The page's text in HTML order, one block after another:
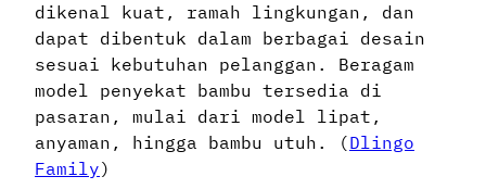
dikenal kuat, ramah lingkungan, dan
dapat dibentuk dalam berbagai desain
sesuai kebutuhan pelanggan. Beragam
model penyekat bambu tersedia di
pasaran, mulai dari model lipat,
anyaman, hingga bambu utuh. (Dlingo
Family)